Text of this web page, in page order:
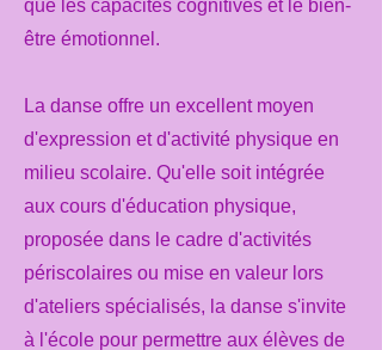
que les capacités cognitives et le bien-
être émotionnel.
La danse offre un excellent moyen
d'expression et d'activité physique en
milieu scolaire. Qu'elle soit intégrée
aux cours d'éducation physique,
proposée dans le cadre d'activités
périscolaires ou mise en valeur lors
d'ateliers spécialisés, la danse s'invite
à l'école pour permettre aux élèves de